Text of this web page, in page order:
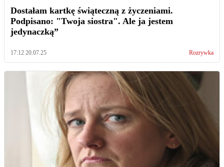
Dostałam kartkę świąteczną z życzeniami.
Podpisano: "Twoja siostra". Ale ja jestem
jedynaczką”
17:12 20.07.25 Rozrywka